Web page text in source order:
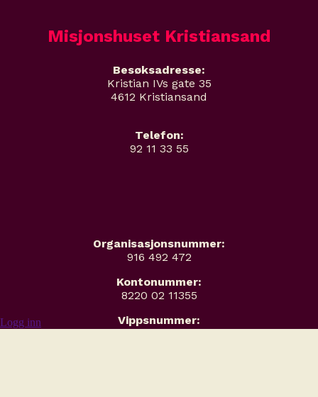
Misjonshuset Kristiansand
Besøksadresse:
Kristian IVs gate 35
4612 Kristiansand
Telefon:
92 11 33 55
Organisasjonsnummer:
916 492 472
Kontonummer:
8220 02 11355
Vippsnummer:
Logg inn